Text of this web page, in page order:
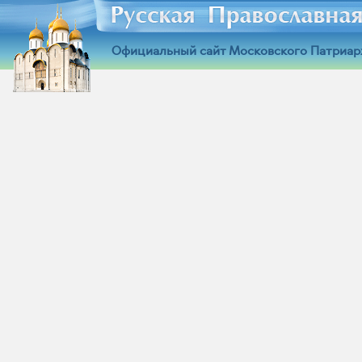
Официальный сайт Московского